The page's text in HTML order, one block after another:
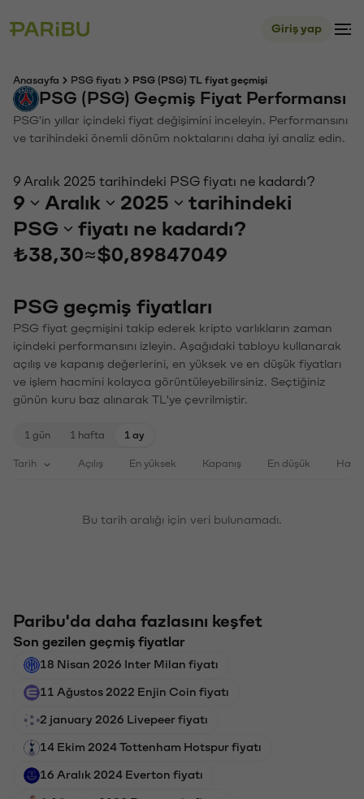
Giriş yap
Anasayfa PSG fiyatı PSG (PSG) TL fiyat geçmişi
PSG (PSG) Geçmiş Fiyat Performansı
PSG'in yıllar içindeki fiyat değişimini inceleyin. Performansını
ve tarihindeki önemli dönüm noktalarını daha iyi analiz edin.
9 Aralık 2025 tarihindeki PSG fiyatı ne kadardı?
9 Aralık 2025
tarihindeki
PSG
fiyatı ne kadardı?
₺38,30≈$0,89847049
PSG geçmiş fiyatları
PSG fiyat geçmişini takip ederek kripto varlıkların zaman
içindeki performansını izleyin. Aşağıdaki tabloyu kullanarak
açılış ve kapanış değerlerini, en yüksek ve en düşük fiyatları
ve işlem hacmini kolayca görüntüleyebilirsiniz. Seçtiğiniz
günün kuru baz alınarak TL'ye çevrilmiştir.
1 gün 1 hafta 1 ay
Tarih Açılış En yüksek Kapanış En düşük
Bu tarih aralığı için veri bulunamadı.
Paribu'da daha fazlasını keşfet
Son gezilen geçmiş fiyatlar
18 Nisan 2026 Inter Milan fiyatı
11 Ağustos 2022 Enjin Coin fiyatı
2 january 2026 Livepeer fiyatı
14 Ekim 2024 Tottenham Hotspur fiyatı
16 Aralık 2024 Everton fiyatı